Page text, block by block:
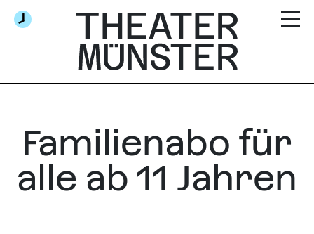
Familienabo für
alle ab 11 Jahren